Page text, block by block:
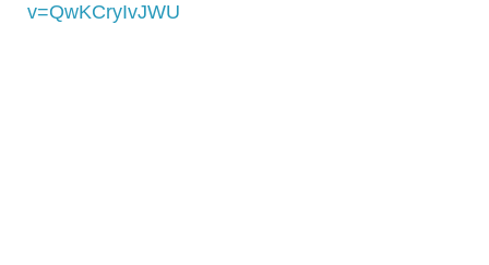
v=QwKCryIvJWU